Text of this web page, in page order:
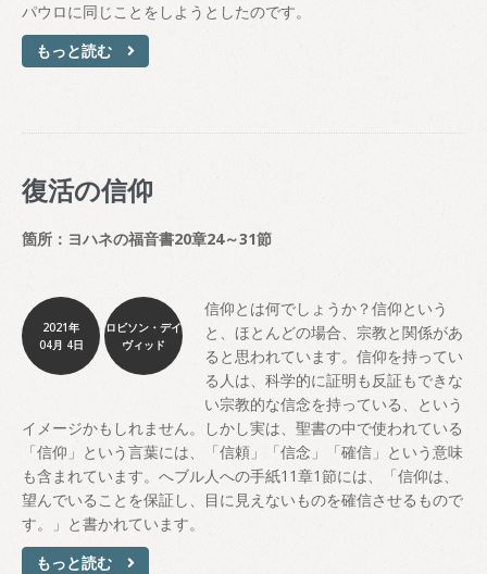
パウロに同じことをしようとしたのです。
もっと読む
復活の信仰
箇所：ヨハネの福音書20章24～31節
2021年
04月 4日
ロビソン・デイ
ヴィッド
信仰とは何でしょうか？信仰という
と、ほとんどの場合、宗教と関係があ
ると思われています。信仰を持ってい
る人は、科学的に証明も反証もできな
い宗教的な信念を持っている、という
イメージかもしれません。しかし実は、聖書の中で使われている
「信仰」という言葉には、「信頼」「信念」「確信」という意味
も含まれています。へブル人への手紙11章1節には、「信仰は、
望んでいることを保証し、目に見えないものを確信させるもので
す。」と書かれています。
もっと読む